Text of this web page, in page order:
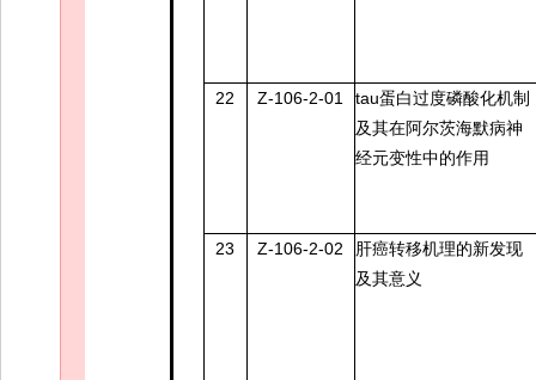
22 Z-106-2-01
tau蛋白过度磷酸化机制
及其在阿尔茨海默病神
经元变性中的作用
23 Z-106-2-02
肝癌转移机理的新发现
及其意义